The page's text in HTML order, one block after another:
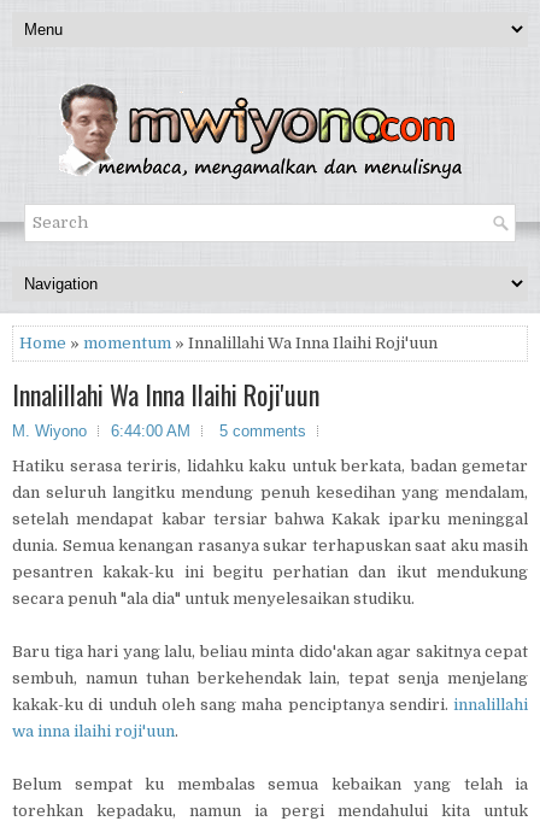
Home » momentum » Innalillahi Wa Inna Ilaihi Roji'uun
Innalillahi Wa Inna Ilaihi Roji'uun
M. Wiyono 6:44:00 AM
5 comments
Hatiku serasa teriris, lidahku kaku untuk berkata, badan gemetar
dan seluruh langitku mendung penuh kesedihan yang mendalam,
setelah mendapat kabar tersiar bahwa Kakak iparku meninggal
dunia. Semua kenangan rasanya sukar terhapuskan saat aku masih
pesantren kakak-ku ini begitu perhatian dan ikut mendukung
secara penuh "ala dia" untuk menyelesaikan studiku.
Baru tiga hari yang lalu, beliau minta dido'akan agar sakitnya cepat
sembuh, namun tuhan berkehendak lain, tepat senja menjelang
kakak-ku di unduh oleh sang maha penciptanya sendiri. innalillahi
wa inna ilaihi roji'uun.
Belum sempat ku membalas semua kebaikan yang telah ia
torehkan kepadaku, namun ia pergi mendahului kita untuk